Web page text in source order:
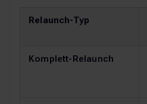
Relaunch-Typ
Komplett-Relaunch